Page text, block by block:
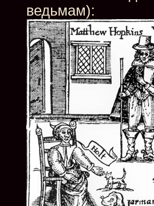
ведьмам):